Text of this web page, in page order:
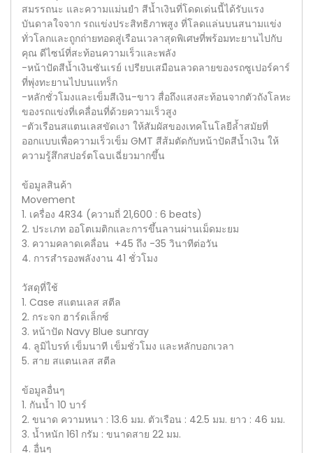
สมรรถนะ และความแม่นยำ สีน้ำเงินที่โดดเด่นนี้ได้รับแรง
บันดาลใจจาก รถแข่งประสิทธิภาพสูง ที่โลดแล่นบนสนามแข่ง
ทั่วโลกและถูกถ่ายทอดสู่เรือนเวลาสุดพิเศษที่พร้อมทะยานไปกับ
คุณ ดีไซน์ที่สะท้อนความเร็วและพลัง
-หน้าปัดสีน้ำเงินซันเรย์ เปรียบเสมือนลวดลายของรถซูเปอร์คาร์
ที่พุ่งทะยานไปบนแทร็ก
-หลักชั่วโมงและเข็มสีเงิน-ขาว สื่อถึงแสงสะท้อนจากตัวถังโลหะ
ของรถแข่งที่เคลื่อนที่ด้วยความเร็วสูง
-ตัวเรือนสแตนเลสขัดเงา ให้สัมผัสของเทคโนโลยีล้ำสมัยที่
ออกแบบเพื่อความเร็วเข็ม GMT สีส้มตัดกับหน้าปัดสีน้ำเงิน ให้
ความรู้สึกสปอร์ตโฉบเฉี่ยวมากขึ้น
ข้อมูลสินค้า
Movement
1. เครื่อง 4R34 (ความถี่ 21,600 : 6 beats)
2. ประเภท ออโตเมติกและการขึ้นลานผ่านเม็ดมะยม
3. ความคลาดเคลื่อน +45 ถึง -35 วินาทีต่อวัน
4. การสำรองพลังงาน 41 ชั่วโมง
วัสดุที่ใช้
1. Case สแตนเลส สตีล
2. กระจก ฮาร์ดเล็กซ์
3. หน้าปัด Navy Blue sunray
4. ลูมิไบรท์ เข็มนาที เข็มชั่วโมง และหลักบอกเวลา
5. สาย สแตนเลส สตีล
ข้อมูลอื่นๆ
1. กันน้ำ 10 บาร์
2. ขนาด ความหนา : 13.6 มม. ตัวเรือน : 42.5 มม. ยาว : 46 มม.
3. น้ำหนัก 161 กรัม : ขนาดสาย 22 มม.
4. อื่นๆ